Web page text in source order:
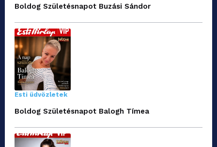
Boldog Születésnapot Buzási Sándor
Esti üdvözletek
Boldog Születésnapot Balogh Tímea